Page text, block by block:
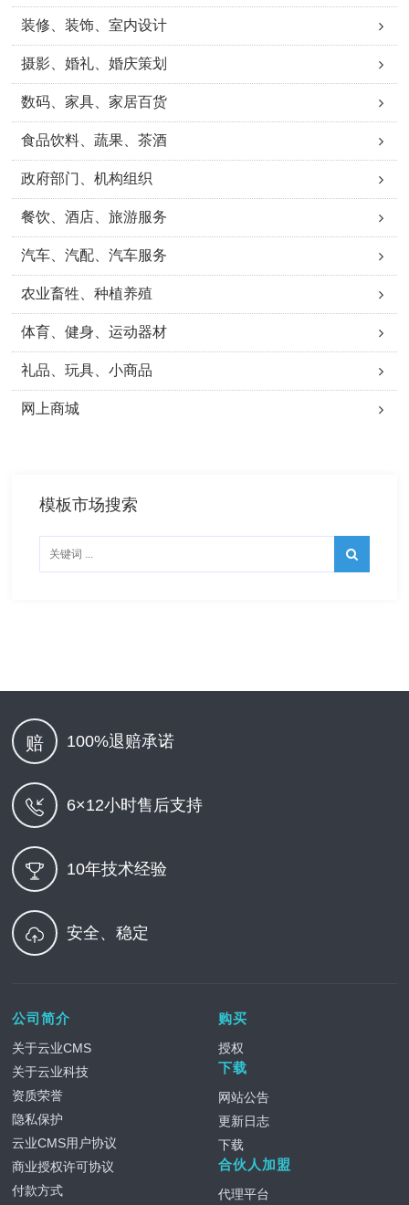
装修、装饰、室内设计
摄影、婚礼、婚庆策划
数码、家具、家居百货
食品饮料、蔬果、茶酒
政府部门、机构组织
餐饮、酒店、旅游服务
汽车、汽配、汽车服务
农业畜牲、种植养殖
体育、健身、运动器材
礼品、玩具、小商品
网上商城
模板市场搜索
赔 100%退赔承诺
6×12小时售后支持
10年技术经验
安全、稳定
公司简介
关于云业CMS
关于云业科技
资质荣誉
隐私保护
云业CMS用户协议
商业授权许可协议
付款方式
购买
授权
下载
网站公告
更新日志
下载
合伙人加盟
代理平台